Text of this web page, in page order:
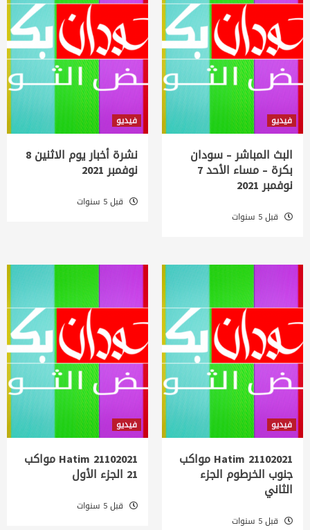
فيديو
البث المباشر – سودان
بكرة – مساء الأحد 7
نوفمبر 2021
قبل 5 سنوات
فيديو
نشرة أخبار يوم الاثنين 8
نوفمبر 2021
قبل 5 سنوات
فيديو
21102021 Hatim مواكب
جنوب الخرطوم الجزء
الثاني
قبل 5 سنوات
فيديو
21102021 Hatim مواكب
21 الجزء الأول
قبل 5 سنوات